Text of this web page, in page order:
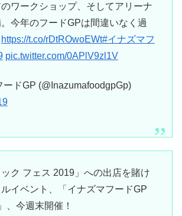
ワークショップ、そしてアリーナ
今年のフードGPは間違いなく過
https://t.co/rDtROwoEWt#イナズマフ
pic.twitter.com/0APlV9zl1V
ドGP (@InazumafoodgpGp)
ック フェス 2019」への出店を賭け
イベント、「イナズマフードGP
、今週末開催！